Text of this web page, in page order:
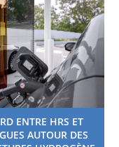
ENTRE HRS ET
AUTOUR DES